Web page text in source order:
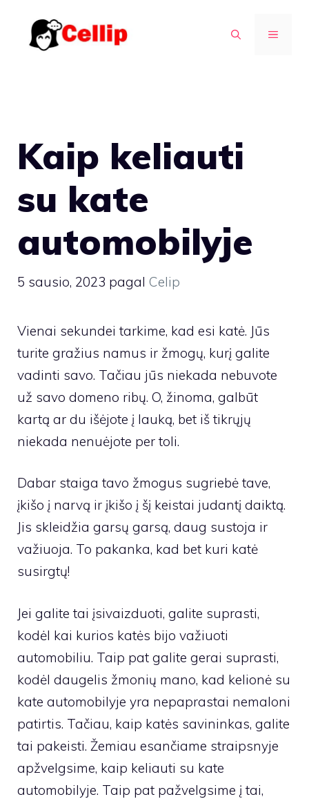
turinio
MENIU
Kaip keliauti
su kate
automobilyje
5 sausio, 2023 pagal Celip
Vienai sekundei tarkime, kad esi katė. Jūs
turite gražius namus ir žmogų, kurį galite
vadinti savo. Tačiau jūs niekada nebuvote
už savo domeno ribų. O, žinoma, galbūt
kartą ar du išėjote į lauką, bet iš tikrųjų
niekada nenuėjote per toli.
Dabar staiga tavo žmogus sugriebė tave,
įkišo į narvą ir įkišo į šį keistai judantį daiktą.
Jis skleidžia garsų garsą, daug sustoja ir
važiuoja. To pakanka, kad bet kuri katė
susirgtų!
Jei galite tai įsivaizduoti, galite suprasti,
kodėl kai kurios katės bijo važiuoti
automobiliu. Taip pat galite gerai suprasti,
kodėl daugelis žmonių mano, kad kelionė su
kate automobilyje yra nepaprastai nemaloni
patirtis. Tačiau, kaip katės savininkas, galite
tai pakeisti. Žemiau esančiame straipsnyje
apžvelgsime, kaip keliauti su kate
automobilyje. Taip pat pažvelgsime į tai,